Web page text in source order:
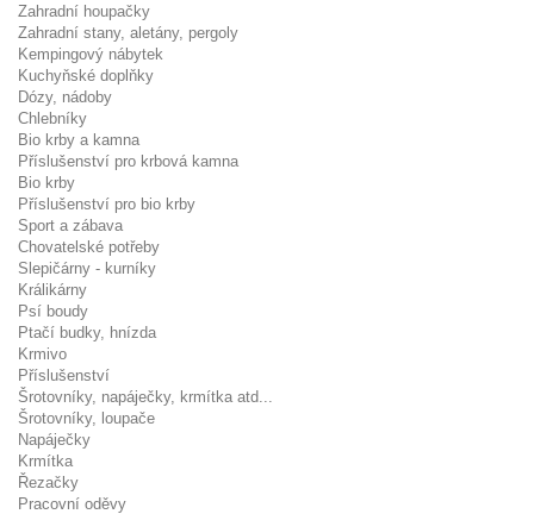
Zahradní houpačky
Zahradní stany, aletány, pergoly
Kempingový nábytek
Kuchyňské doplňky
Dózy, nádoby
Chlebníky
Bio krby a kamna
Příslušenství pro krbová kamna
Bio krby
Příslušenství pro bio krby
Sport a zábava
Chovatelské potřeby
Slepičárny - kurníky
Králikárny
Psí boudy
Ptačí budky, hnízda
Krmivo
Příslušenství
Šrotovníky, napáječky, krmítka atd...
Šrotovníky, loupače
Napáječky
Krmítka
Řezačky
Pracovní oděvy